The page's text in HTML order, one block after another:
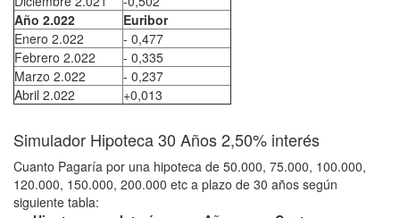
Año 2.022
Euribor
Enero 2.022
- 0,477
Febrero 2.022
- 0,335
Marzo 2.022
- 0,237
Abril 2.022
+0,013
Simulador Hipoteca 30 Años 2,50% interés
Cuanto Pagaría por una hipoteca de 50.000, 75.000, 100.000,
120.000, 150.000, 200.000 etc a plazo de 30 años según
siguiente tabla: